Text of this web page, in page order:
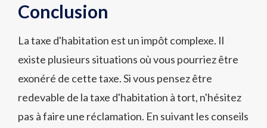
Conclusion
La taxe d'habitation est un impôt complexe. Il
existe plusieurs situations où vous pourriez être
exonéré de cette taxe. Si vous pensez être
redevable de la taxe d'habitation à tort, n'hésitez
pas à faire une réclamation. En suivant les conseils